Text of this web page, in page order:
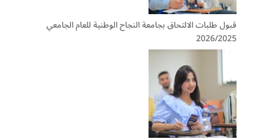
قبول طلبات الالتحاق بجامعة النجاح الوطنية للعام الجامعي
2026/2025